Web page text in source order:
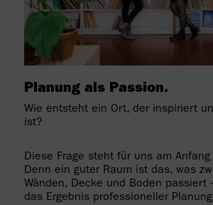
Planung als Passion.
Wie entsteht ein Ort, der inspiriert
ist?
Diese Frage steht für uns am
Denn ein guter Raum ist das, was
Wänden, Decke und Boden passiert
das Ergebnis professioneller